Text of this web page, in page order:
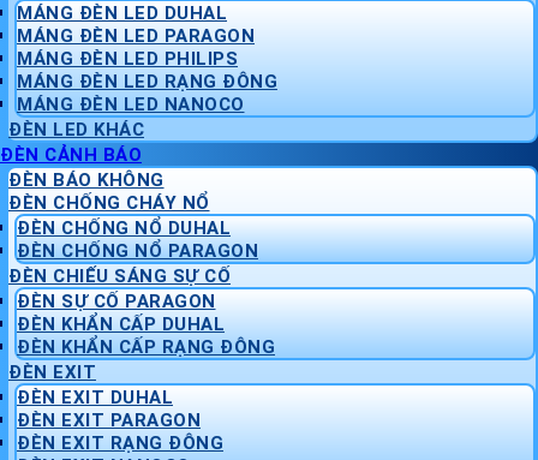
MÁNG ĐÈN LED DUHAL
MÁNG ĐÈN LED PARAGON
MÁNG ĐÈN LED PHILIPS
MÁNG ĐÈN LED RẠNG ĐÔNG
MÁNG ĐÈN LED NANOCO
ĐÈN LED KHÁC
ĐÈN CẢNH BÁO
ĐÈN BÁO KHÔNG
ĐÈN CHỐNG CHÁY NỔ
ĐÈN CHỐNG NỔ DUHAL
ĐÈN CHỐNG NỔ PARAGON
ĐÈN CHIẾU SÁNG SỰ CỐ
ĐÈN SỰ CỐ PARAGON
ĐÈN KHẨN CẤP DUHAL
ĐÈN KHẨN CẤP RẠNG ĐÔNG
ĐÈN EXIT
ĐÈN EXIT DUHAL
ĐÈN EXIT PARAGON
ĐÈN EXIT RẠNG ĐÔNG